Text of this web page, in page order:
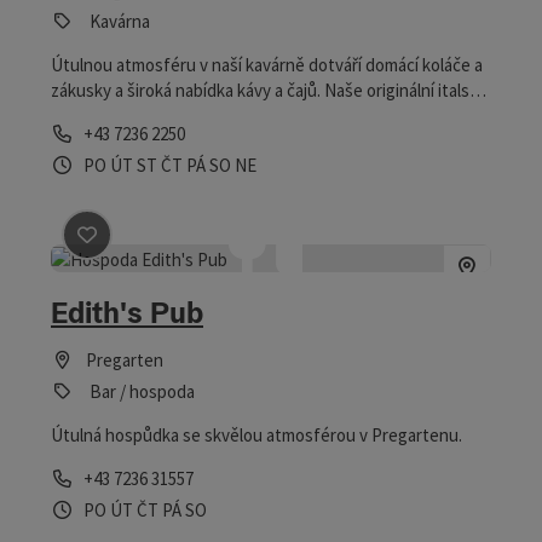
Kavárna
Útulnou atmosféru v naší kavárně dotváří domácí koláče a
zákusky a široká nabídka kávy a čajů. Naše originální italská
s láskou vytvořených pohárů, které si můžete vychutnat v
naší klidné zahradě.
telefon
+43 7236 2250
Otevírací doba
PO Otevřeno v pondělí
ÚT Otevřeno v úterý
ST Otevřeno ve středu
ČT Otevřeno ve čtvrtek
PÁOtevřeno v pátek
SO Otevřeno v sobotu
NEOtevřeno v neděli
Označit příspěvek
Edith's Pub
Pregarten
Bar / hospoda
Útulná hospůdka se skvělou atmosférou v Pregartenu.
telefon
+43 7236 31557
Otevírací doba
PO Otevřeno v pondělí
ÚT Otevřeno v úterý
ČT Otevřeno ve čtvrtek
PÁOtevřeno v pátek
SOOtevřeno v sobotu